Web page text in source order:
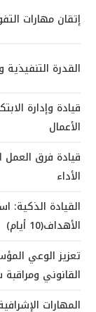
إتقان مهارات
القدرة التنفيذية
قيادة وإدارة
الأعمال
قيادة فرق العمل
الأداء
القيادة الذكية:
الأهداف(10 أيام)
تعزيز الوعي
القانوني
المهارات